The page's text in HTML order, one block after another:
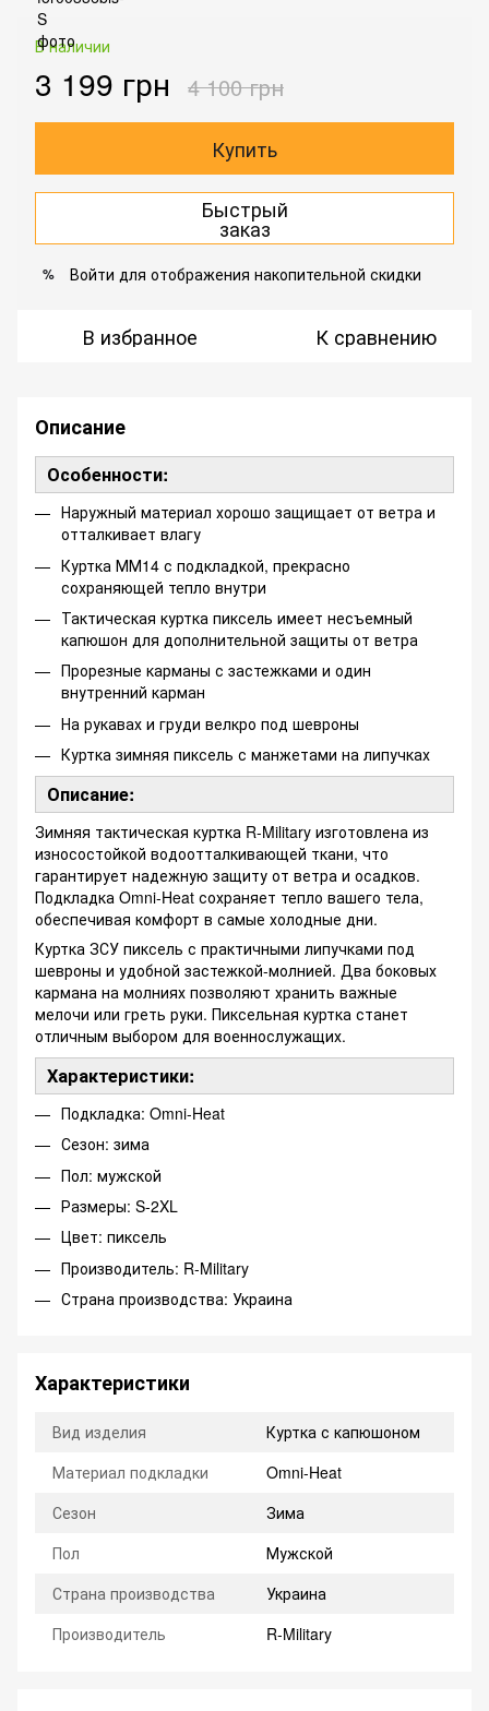
В наличии
3 199 грн 4 100 грн
Купить
Быстрый
заказ
% Войти для отображения накопительной скидки
В избранное К сравнению
Описание
Особенности:
Наружный материал хорошо защищает от ветра и
отталкивает влагу
Куртка ММ14 с подкладкой, прекрасно
сохраняющей тепло внутри
Тактическая куртка пиксель имеет несъемный
капюшон для дополнительной защиты от ветра
Прорезные карманы с застежками и один
внутренний карман
На рукавах и груди велкро под шевроны
Куртка зимняя пиксель с манжетами на липучках
Описание:
Зимняя тактическая куртка R-Military изготовлена ​​из
износостойкой водоотталкивающей ткани, что
гарантирует надежную защиту от ветра и осадков.
Подкладка Omni-Heat сохраняет тепло вашего тела,
обеспечивая комфорт в самые холодные дни.
Куртка ЗСУ пиксель с практичными липучками под
шевроны и удобной застежкой-молнией. Два боковых
кармана на молниях позволяют хранить важные
мелочи или греть руки. Пиксельная куртка станет
отличным выбором для военнослужащих.
Характеристики:
Подкладка: Omni-Heat
Сезон: зима
Пол: мужской
Размеры: S-2XL
Цвет: пиксель
Производитель: R-Military
Страна производства: Украина
Характеристики
Вид изделия
Куртка с капюшоном
Материал подкладки
Omni-Heat
Сезон
Зима
Пол
Мужской
Страна производства
Украина
Производитель
R-Military